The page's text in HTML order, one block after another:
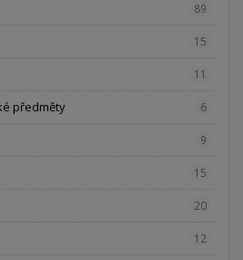
89
15
11
předměty 6
9
15
20
12